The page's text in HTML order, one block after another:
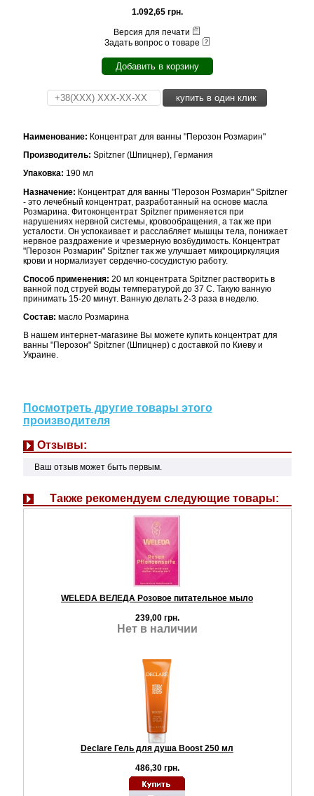
1.092,65 грн.
Версия для печати
Задать вопрос о товаре
Добавить в корзину
купить в один клик
Наименование: Концентрат для ванны "Перозон Розмарин"
Производитель: Spitzner (Шпицнер), Германия
Упаковка: 190 мл
Назначение: Концентрат для ванны "Перозон Розмарин" Spitzner
- это лечебный концентрат, разработанный на основе масла
Розмарина. Фитоконцентрат Spitzner применяется при
нарушениях нервной системы, кровообращения, а так же при
усталости. Он успокаивает и расслабляет мышцы тела, понижает
нервное раздражение и чрезмерную возбудимость. Концентрат
"Перозон Розмарин" Spitzner так же улучшает микроциркуляция
крови и нормализует сердечно-сосудистую работу.
Способ применения: 20 мл концентрата Spitzner растворить в
ванной под струей воды температурой до 37 C. Такую ванную
принимать 15-20 минут. Ванную делать 2-3 раза в неделю.
Состав: масло Розмарина
В нашем интернет-магазине Вы можете купить концентрат для
ванны "Перозон" Spitzner (Шпицнер) с доставкой по Киеву и
Украине.
Посмотреть другие товары этого
производителя
Отзывы:
Ваш отзыв может быть первым.
Также рекомендуем следующие товары:
WELEDA ВЕЛЕДА Розовое питательное мыло
239,00 грн.
Нет в наличии
Declare Гель для душа Boost 250 мл
486,30 грн.